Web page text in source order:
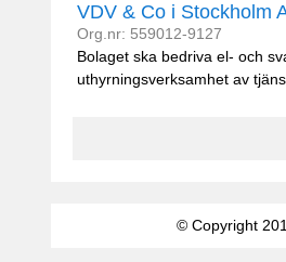
VDV & Co i Stockholm
Org.nr: 559012-9127
Bolaget ska bedriva el- och
uthyrningsverksamhet av
© Copyright